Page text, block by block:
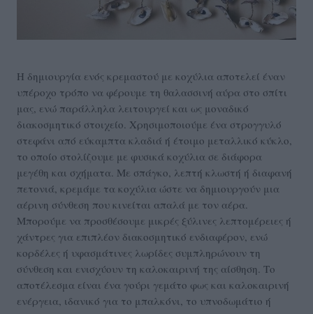
Η δημιουργία ενός κρεμαστού με κοχύλια αποτελεί έναν
υπέροχο τρόπο να φέρουμε τη θαλασσινή αύρα στο σπίτι
μας, ενώ παράλληλα λειτουργεί και ως μοναδικό
διακοσμητικό στοιχείο. Χρησιμοποιούμε ένα στρογγυλό
στεφάνι από εύκαμπτα κλαδιά ή έτοιμο μεταλλικό κύκλο,
το οποίο στολίζουμε με φυσικά κοχύλια σε διάφορα
μεγέθη και σχήματα. Με σπάγκο, λεπτή κλωστή ή διαφανή
πετονιά, κρεμάμε τα κοχύλια ώστε να δημιουργούν μια
αέρινη σύνθεση που κινείται απαλά με τον αέρα.
Μπορούμε να προσθέσουμε μικρές ξύλινες λεπτομέρειες ή
χάντρες για επιπλέον διακοσμητικό ενδιαφέρον, ενώ
κορδέλες ή υφασμάτινες λωρίδες συμπληρώνουν τη
σύνθεση και ενισχύουν τη καλοκαιρινή της αίσθηση. Το
αποτέλεσμα είναι ένα γούρι γεμάτο φως και καλοκαιρινή
ενέργεια, ιδανικό για το μπαλκόνι, το υπνοδωμάτιο ή